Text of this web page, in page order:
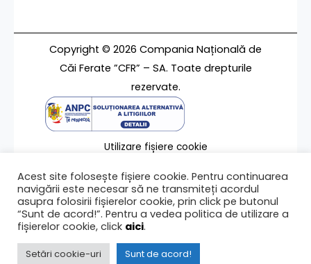
Copyright © 2026 Compania Națională de
Căi Ferate ”CFR” – SA. Toate drepturile
rezervate.
Utilizare fișiere cookie
Contact
Ultima modificare a paginii 08/04/2024
Acest site folosește fișiere cookie. Pentru continuarea
navigării este necesar să ne transmiteți acordul
asupra folosirii fișierelor cookie, prin click pe butonul
“Sunt de acord!”. Pentru a vedea politica de utilizare a
fișierelor cookie, click aici.
Setări cookie-uri Sunt de acord!